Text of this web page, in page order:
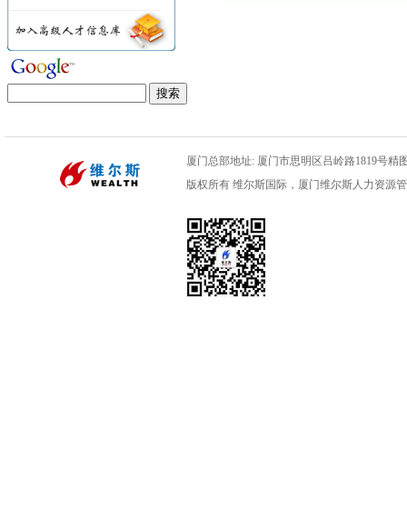
厦门总部地址: 厦门市思明区吕岭路1819号精
版权所有 维尔斯国际，厦门维尔斯人力资源